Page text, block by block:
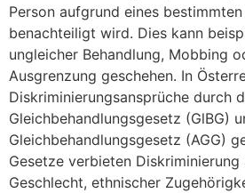
Person aufgrund eines
benachteiligt wird. Dies kann
ungleicher Behandlung, Mobbing
Ausgrenzung geschehen. In
Diskriminierungsansprüche durch
Gleichbehandlungsgesetz (GlBG)
Gleichbehandlungsgesetz (AGG)
Gesetze verbieten
Geschlecht, ethnischer